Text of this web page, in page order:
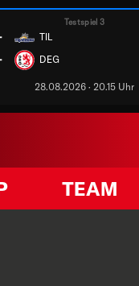
Testspiel 3
TIL
DEG
28.08.2026 · 20.15 Uhr
TEAM